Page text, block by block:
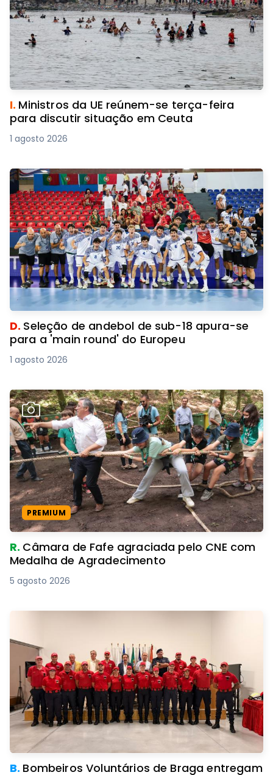
I. Ministros da UE reúnem-se terça-feira
para discutir situação em Ceuta
1 agosto 2026
D. Seleção de andebol de sub-18 apura-se
para a 'main round' do Europeu
1 agosto 2026
PREMIUM
R. Câmara de Fafe agraciada pelo CNE com
Medalha de Agradecimento
5 agosto 2026
B. Bombeiros Voluntários de Braga entregam